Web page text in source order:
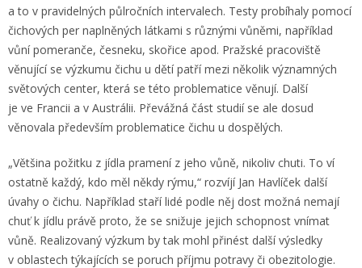
a to v pravidelných půlročních intervalech. Testy probíhaly pomocí
čichových per naplněných látkami s různými vůněmi, například
vůní pomeranče, česneku, skořice apod. Pražské pracoviště
věnující se výzkumu čichu u dětí patří mezi několik významných
světových center, která se této problematice věnují. Další
je ve Francii a v Austrálii. Převážná část studií se ale dosud
věnovala především problematice čichu u dospělých.
„Většina požitku z jídla pramení z jeho vůně, nikoliv chuti. To ví
ostatně každý, kdo měl někdy rýmu,“ rozvíjí Jan Havlíček další
úvahy o čichu. Například staří lidé podle něj dost možná nemají
chuť k jídlu právě proto, že se snižuje jejich schopnost vnímat
vůně. Realizovaný výzkum by tak mohl přinést další výsledky
v oblastech týkajících se poruch příjmu potravy či obezitologie.